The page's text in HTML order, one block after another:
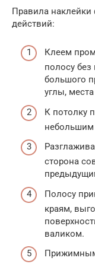
Правила
действий:
Клеем
полосу без
большого
углы,
К потолку
небольшим
сторона
Полосу
краям,
валиком.